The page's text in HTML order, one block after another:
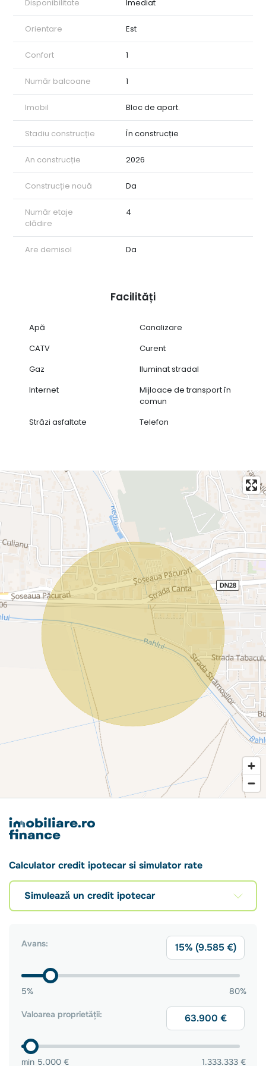
Disponibilitate Imediat
Orientare Est
Confort 1
Număr balcoane 1
Imobil Bloc de apart.
Stadiu construcție În construcție
An construcție 2026
Construcție nouă Da
Număr etaje
clădire
4
Are demisol Da
Facilități
Apă
Canalizare
CATV
Curent
Gaz
Iluminat stradal
Internet
Mijloace de transport în
comun
Străzi asfaltate
Telefon